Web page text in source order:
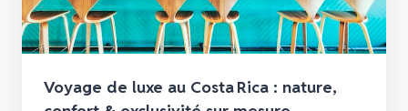
Voyage de luxe au Costa Rica : nature,